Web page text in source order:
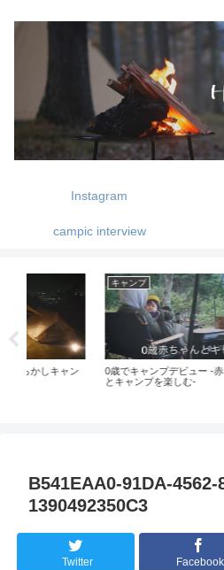
Instagram
campic interview
超お洒落なhumbleのLEDランタン!
-キャンプでも自宅でも-
ギ
B541EAA0-91DA-4562-
1390492350C3
Twitter Facebook